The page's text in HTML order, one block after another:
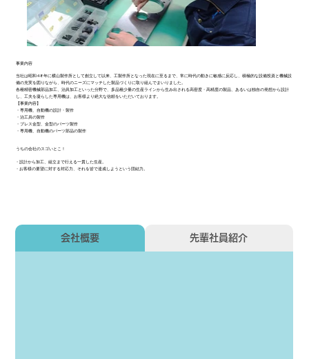
事業内容
当社は昭和48年に横山製作所として創立して以来、工製作所となった現在に至るまで、常に時代の動きに敏感に反応し、積極的な設備投資と機械設
備の充実を図りながら、時代のニーズにマッチした製品づくりに取り組んでまいりました。
各種精密機械部品加工、治具加工といった分野で、多品種少量の生産ラインから生み出される高密度・高精度の製品、あるいは独自の発想から設計
し、工夫を凝らした専用機は、お客様より絶大な信頼をいただいております。
【事業内容】
・専用機、自動機の設計・製作
・治工具の製作
・プレス金型、金型のパーツ製作
・専用機、自動機のパーツ部品の製作
うちの会社のスゴいとこ！
・設計から加工、組立まで行える一貫した生産。
・お客様の要望に対する対応力、それを皆で達成しようという団結力。
会社概要 先輩社員紹介